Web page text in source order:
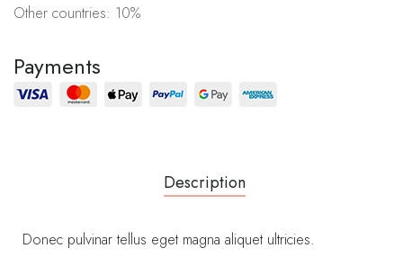
Other countries: 10%
Payments
Description
Donec pulvinar tellus eget magna aliquet ultricies.